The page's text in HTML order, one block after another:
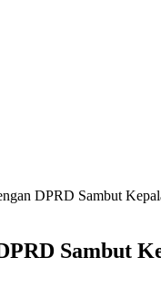
DPRD Sambut
Sambut